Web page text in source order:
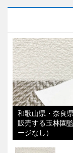
和歌山県・奈良
販売する玉林園
ージなし）